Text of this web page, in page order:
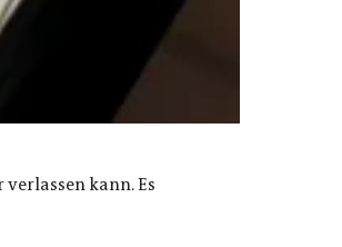
kann. Es